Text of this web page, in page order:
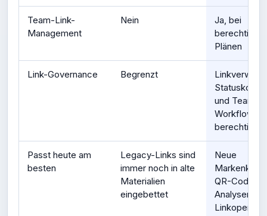
Team-Link-
Management
Nein
Ja, bei
berechtigten
Plänen
Link-Governance Begrenzt
und Team-
Workflows
berechtigte
Passt heute am
besten
Legacy-Links sind
immer noch in alte
Materialien
eingebettet
Neue
QR-Codes,
Analysen